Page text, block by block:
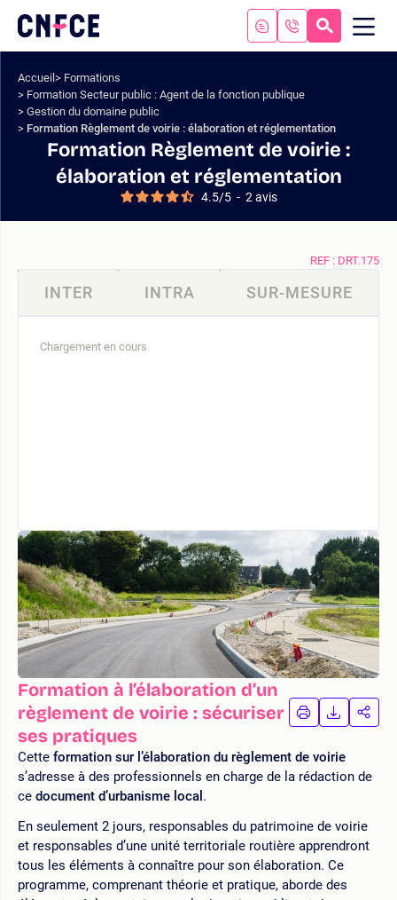
contenu
menu
Aller
recherche
Logo
site
Accueil
Formations
Formation Secteur public : Agent de la fonction publique
Gestion du domaine public
Formation Règlement de voirie : élaboration et réglementation
Formation Règlement de voirie :
élaboration et réglementation
4.5/5 - 2 avis
Formation à l’élaboration d’un
règlement de voirie : sécuriser
ses pratiques
IMPRIMER
LA
LA
Cette formation sur l’élaboration du règlement de voirie
s’adresse à des professionnels en charge de la rédaction de
ce document d’urbanisme local .
En seulement 2 jours, responsables du patrimoine de voirie
et responsables d’une unité territoriale routière apprendront
tous les éléments à connaître pour son élaboration. Ce
programme, comprenant théorie et pratique, aborde des
REF : DRT.175
INTER INTRA SUR-MESURE